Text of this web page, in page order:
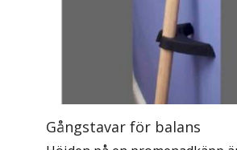
Gångstavar för balans